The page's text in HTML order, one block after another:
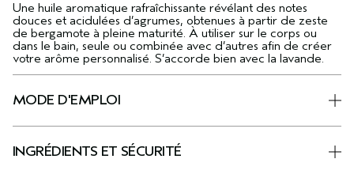
Une huile aromatique rafraîchissante révélant des notes
douces et acidulées d’agrumes, obtenues à partir de zeste
de bergamote à pleine maturité. À utiliser sur le corps ou
dans le bain, seule ou combinée avec d’autres afin de créer
votre arôme personnalisé. S’accorde bien avec la lavande.
MODE D'EMPLOI
INGRÉDIENTS ET SÉCURITÉ